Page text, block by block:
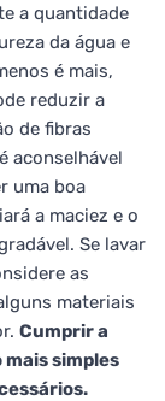
a quantidade
da água e
é mais,
reduzir a
de fibras
aconselhável
uma boa
a maciez e o
Se lavar
as
materiais
Cumprir a
simples